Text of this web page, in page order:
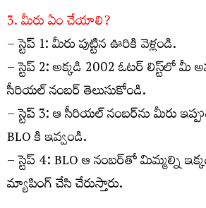
3. మీరు ఏం చేయాలి?
– స్టెప్ 1: మీరు పుట్టిన ఊరికి వెళ్లండి.
– స్టెప్ 2: అక్కడి 2002 ఓటర్ లిస్ట్‌లో మీ
సీరియల్ నంబర్ తెలుసుకోండి.
– స్టెప్ 3: ఆ సీరియల్ నంబర్‌ను మీరు
BLO కి ఇవ్వండి.
– స్టెప్ 4: BLO ఆ నంబర్‌తో మిమ్మల్ని
మ్యాపింగ్ చేసి చేరుస్తారు.